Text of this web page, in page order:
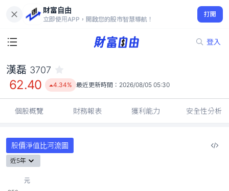
財富自由
立即使用APP，開啟您的股市智慧導航！
打開
登入
62.40
4.34%
漢磊 3707
62.40 4.34% 最近更新時間： 2026/08/05 05:30
個股概覽 財務報表 獲利能力 安全性分析
股價淨值比河流圖
近5年